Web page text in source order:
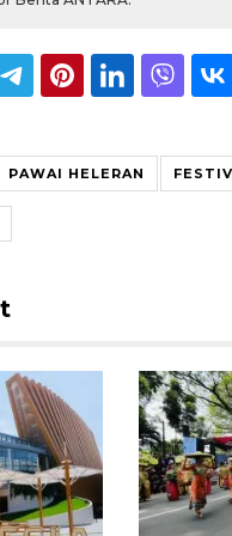
PAWAI HELERAN